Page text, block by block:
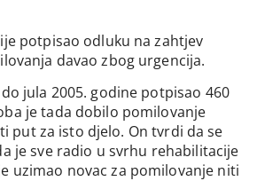
potpisao odluku na zahtjev
davao zbog urgencija.
jula 2005. godine potpisao 460
je tada dobilo pomilovanje
put za isto djelo. On tvrdi da se
je sve radio u svrhu rehabilitacije
uzimao novac za pomilovanje niti